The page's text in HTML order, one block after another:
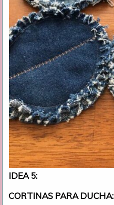
IDEA 5:
CORTINAS PARA DUCHA: